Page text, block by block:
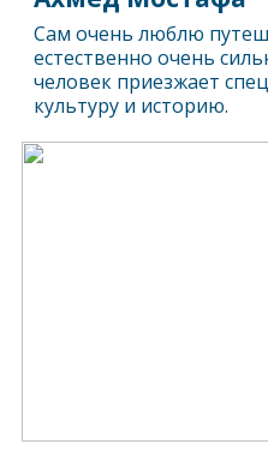
Сам очень люблю
естественно очень
человек приезжает
культуру и историю.